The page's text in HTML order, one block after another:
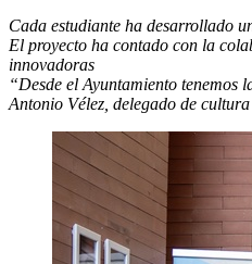
Cada estudiante ha desarrollado
El proyecto ha contado con la
innovadoras
“Desde el Ayuntamiento tenemos
Antonio Vélez, delegado de cultura